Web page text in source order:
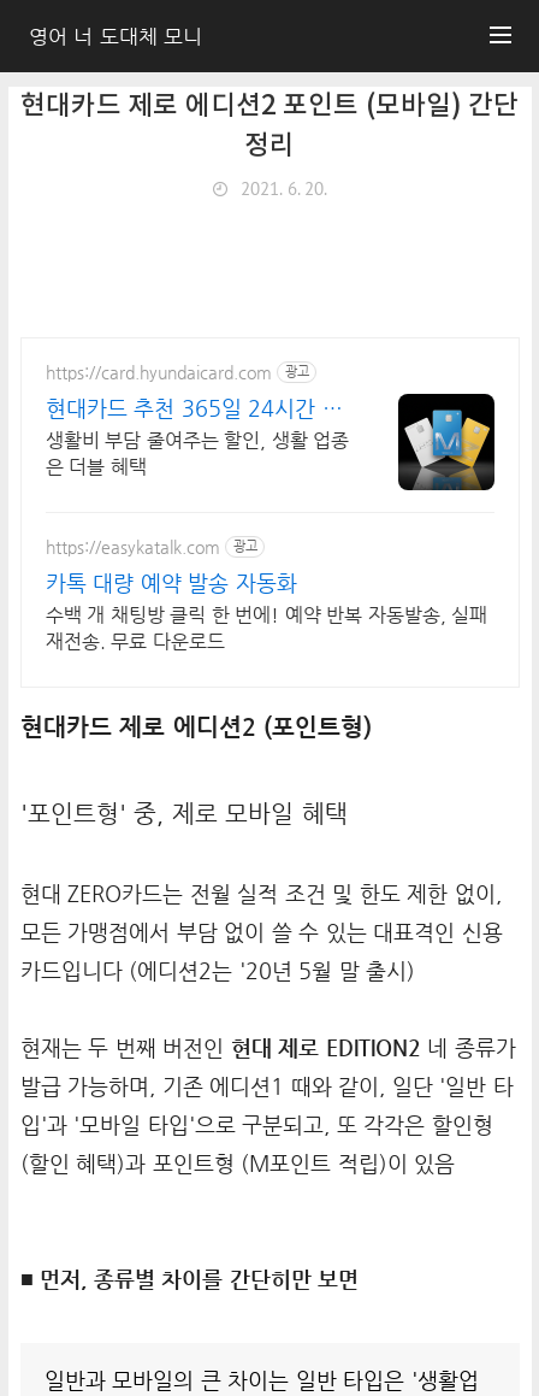
영어 너 도대체 모니
현대카드 제로 에디션2 포인트 (모바일) 간단
정리
2021. 6. 20.
https://card.hyundaicard.com 광고
현대카드 추천 365일 24시간 신
청
생활비 부담 줄여주는 할인, 생활 업종
은 더블 혜택
https://easykatalk.com 광고
카톡 대량 예약 발송 자동화
수백 개 채팅방 클릭 한 번에! 예약 반복 자동발송, 실패
재전송. 무료 다운로드
현대카드 제로 에디션2 (포인트형)
'포인트형' 중, 제로 모바일 혜택
현대 ZERO카드는 전월 실적 조건 및 한도 제한 없이,
모든 가맹점에서 부담 없이 쓸 수 있는 대표격인 신용
카드입니다 (에디션2는 '20년 5월 말 출시)
현재는 두 번째 버전인 현대 제로 EDITION2 네 종류가
발급 가능하며, 기존 에디션1 때와 같이, 일단 '일반 타
입'과 '모바일 타입'으로 구분되고, 또 각각은 할인형
(할인 혜택)과 포인트형 (M포인트 적립)이 있음
■ 먼저, 종류별 차이를 간단히만 보면
일반과 모바일의 큰 차이는 일반 타입은 '생활업